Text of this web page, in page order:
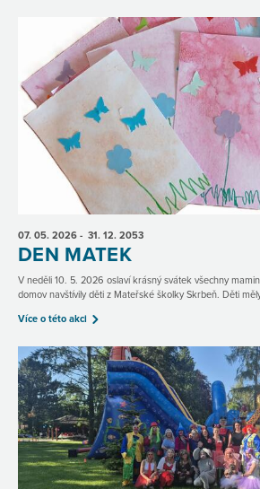
07. 05. 2026 - 31. 12. 2053
DEN MATEK
V neděli 10. 5. 2026 oslaví krásný svátek všechny
domov navštívily děti z Mateřské školky Skrbeň. Děti
Více o této akci